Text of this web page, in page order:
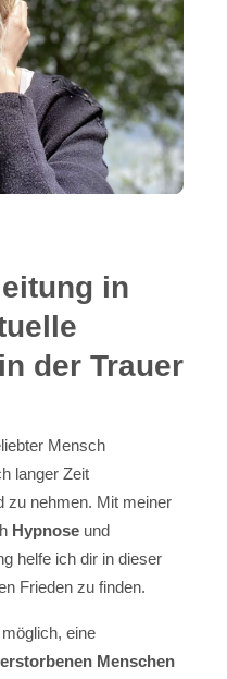
in
der Trauer
Mensch
langer Zeit
zu nehmen. Mit meiner
Hypnose und
helfe ich dir in dieser
Frieden zu finden.
eine
Menschen